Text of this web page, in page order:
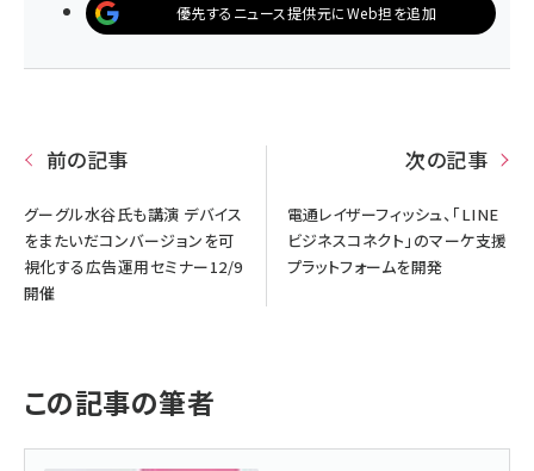
優先するニュース提供元にWeb担を追加
前の記事
グーグル水谷氏も講演 デバイス
をまたいだコンバージョンを可
視化する広告運用セミナー12/9
開催
次の記事
電通レイザーフィッシュ、「LINE
ビジネスコネクト」のマーケ支援
プラットフォームを開発
この記事の筆者